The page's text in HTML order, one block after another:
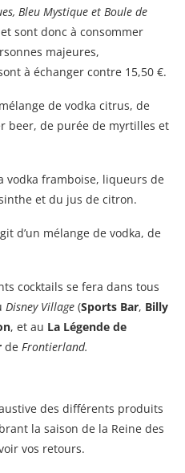
Bleu Mystique et Boule de
sont donc à consommer
majeures,
à échanger contre 15,50 €.
de vodka citrus, de
beer, de purée de myrtilles et
vodka framboise, liqueurs de
et du jus de citron.
d’un mélange de vodka, de
cocktails se fera dans tous
Disney Village (Sports Bar, Billy
, et au La Légende de
de Frontierland.
des différents produits
la saison de la Reine des
vos retours.